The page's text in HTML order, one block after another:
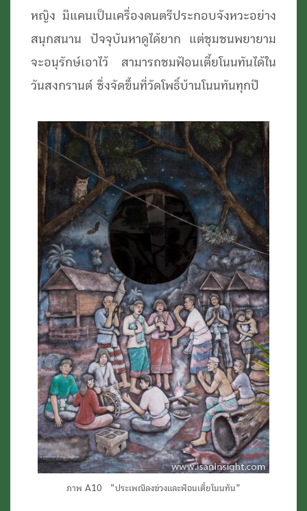
หญิง มีแคนเป็นเครื่องดนตรีประกอบจังหวะอย่าง
สนุกสนาน ปัจจุบันหาดูได้ยาก แต่ชุมชนพยายาม
จะอนุรักษ์เอาไว้ สามารถชมฟ้อนเตี้ยโนนทันได้ใน
วันสงกรานต์ ซึ่งจัดขึ้นที่วัดโพธิ์บ้านโนนทันทุกปี
ภาพ A10 “ประเพณีลงข่วงและฟ้อนเตี้ยโนนทัน”